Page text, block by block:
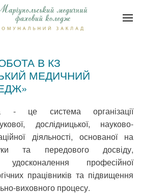
В КЗ
МЕДИЧНИЙ
- це система організації
дослідницької, науково-
діяльності, основаної на
та передового досвіду,
професійної
працівників та підвищення
виховного процесу.